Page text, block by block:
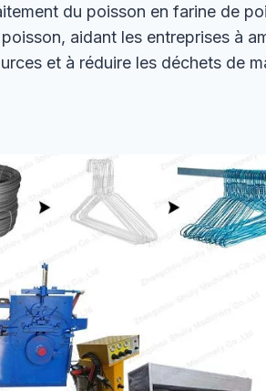
du poisson en farine de
aidant les entreprises à
et à réduire les déchets de